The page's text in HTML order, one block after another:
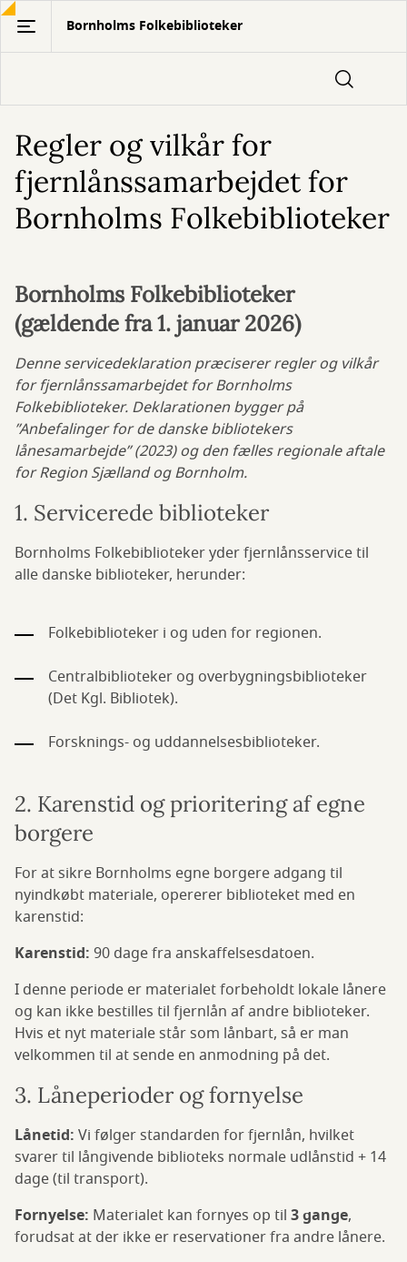
Gå
hovedindhold
Bornholms Folkebiblioteker
Regler og vilkår for
fjernlånssamarbejdet for
Bornholms Folkebiblioteker
Bornholms Folkebiblioteker
(gældende fra 1. januar 2026)
Denne servicedeklaration præciserer regler og vilkår
for fjernlånssamarbejdet for Bornholms
Folkebiblioteker. Deklarationen bygger på
”Anbefalinger for de danske bibliotekers
lånesamarbejde” (2023) og den fælles regionale aftale
for Region Sjælland og Bornholm.
1. Servicerede biblioteker
Bornholms Folkebiblioteker yder fjernlånsservice til
alle danske biblioteker, herunder:
Folkebiblioteker i og uden for regionen.
Centralbiblioteker og overbygningsbiblioteker
(Det Kgl. Bibliotek).
Forsknings- og uddannelsesbiblioteker.
2. Karenstid og prioritering af egne
borgere
For at sikre Bornholms egne borgere adgang til
nyindkøbt materiale, opererer biblioteket med en
karenstid:
Karenstid: 90 dage fra anskaffelsesdatoen.
I denne periode er materialet forbeholdt lokale lånere
og kan ikke bestilles til fjernlån af andre biblioteker.
Hvis et nyt materiale står som lånbart, så er man
velkommen til at sende en anmodning på det.
3. Låneperioder og fornyelse
Lånetid: Vi følger standarden for fjernlån, hvilket
svarer til långivende biblioteks normale udlånstid + 14
dage (til transport).
Fornyelse: Materialet kan fornyes op til 3 gange,
forudsat at der ikke er reservationer fra andre lånere.